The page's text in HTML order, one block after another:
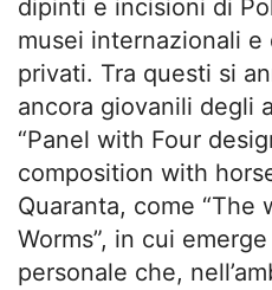
dipinti e incisioni di
musei internazionali
privati. Tra questi si
ancora giovanili degli
“Panel with Four
composition with
Quaranta, come “The
Worms”, in cui
personale che,